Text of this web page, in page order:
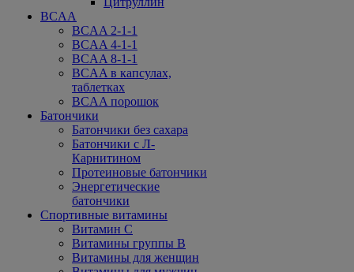
BCAA
BCAA 2-1-1
BCAA 4-1-1
BCAA 8-1-1
BCAA в капсулах,
таблетках
BCAA порошок
Батончики
Батончики без сахара
Батончики с Л-
Карнитином
Протеиновые батончики
Энергетические
батончики
Спортивные витамины
Витамин С
Витамины группы В
Витамины для женщин